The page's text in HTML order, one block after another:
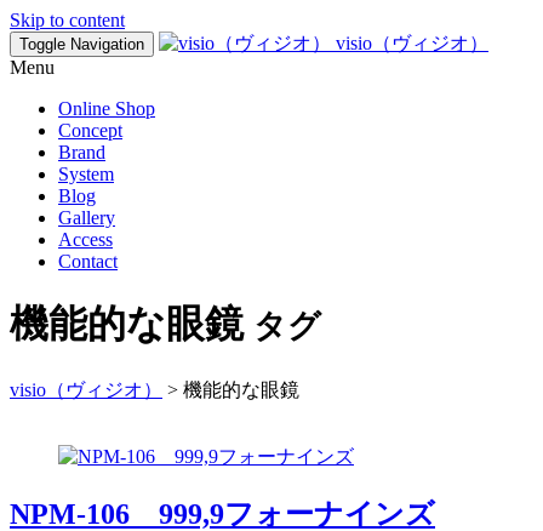
Skip to content
Toggle Navigation
visio（ヴィジオ）
Menu
Online Shop
Concept
Brand
System
Blog
Gallery
Access
Contact
機能的な眼鏡 タグ
visio（ヴィジオ） > 機能的な眼鏡
NPM-106 999,9フォーナインズ